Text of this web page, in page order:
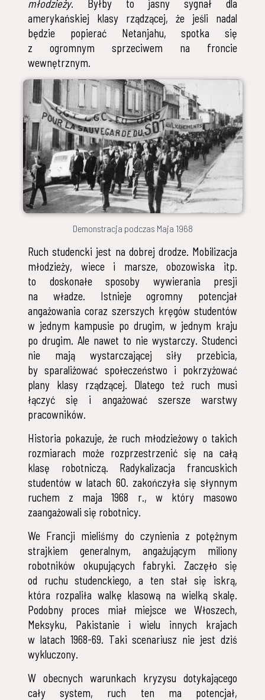
młodzieży. Byłby to jasny sygnał dla
amerykańskiej klasy rządzącej, że jeśli nadal
będzie popierać Netanjahu, spotka się
z ogromnym sprzeciwem na froncie
wewnętrznym.
Demonstracja podczas Maja 1968
Ruch studencki jest na dobrej drodze. Mobilizacja
młodzieży, wiece i marsze, obozowiska itp.
to doskonałe sposoby wywierania presji
na władze. Istnieje ogromny potencjał
angażowania coraz szerszych kręgów studentów
w jednym kampusie po drugim, w jednym kraju
po drugim. Ale nawet to nie wystarczy. Studenci
nie mają wystarczającej siły przebicia,
by sparaliżować społeczeństwo i pokrzyżować
plany klasy rządzącej. Dlatego też ruch musi
łączyć się i angażować szersze warstwy
pracowników.
Historia pokazuje, że ruch młodzieżowy o takich
rozmiarach może rozprzestrzenić się na całą
klasę robotniczą. Radykalizacja francuskich
studentów w latach 60. zakończyła się słynnym
ruchem z maja 1968 r., w który masowo
zaangażowali się robotnicy.
We Francji mieliśmy do czynienia z potężnym
strajkiem generalnym, angażującym miliony
robotników okupujących fabryki. Zaczęło się
od ruchu studenckiego, a ten stał się iskrą,
która rozpaliła walkę klasową na wielką skalę.
Podobny proces miał miejsce we Włoszech,
Meksyku, Pakistanie i wielu innych krajach
w latach 1968-69. Taki scenariusz nie jest dziś
wykluczony.
W obecnych warunkach kryzysu dotykającego
cały system, ruch ten ma potencjał,